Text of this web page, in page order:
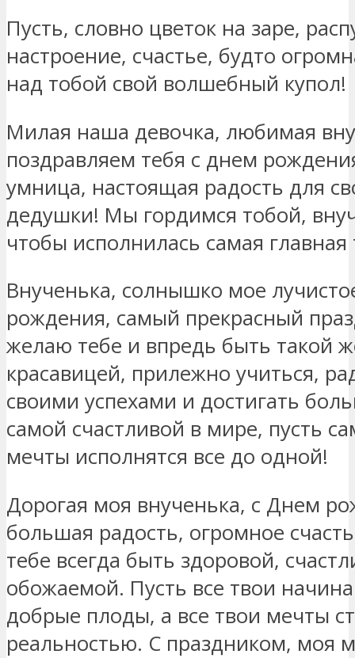
Пусть, словно цветок на заре,
настроение, счастье, будто
над тобой свой волшебный купол!
Милая наша девочка, любимая
поздравляем тебя с днем
умница, настоящая радость для
дедушки! Мы гордимся тобой,
чтобы исполнилась самая главная
Внученька, солнышко мое
рождения, самый прекрасный
желаю тебе и впредь быть такой
красавицей, прилежно учиться,
своими успехами и достигать
самой счастливой в мире, пусть
мечты исполнятся все до одной!
Дорогая моя внученька, с Днем
большая радость, огромное
тебе всегда быть здоровой,
обожаемой. Пусть все твои
добрые плоды, а все твои мечты
реальностью. С праздником, моя